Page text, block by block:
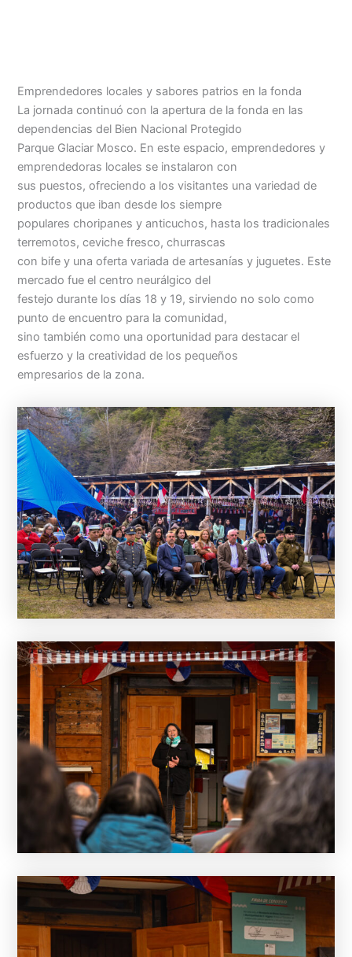
Emprendedores locales y sabores patrios en la fonda
La jornada continuó con la apertura de la fonda en las
dependencias del Bien Nacional Protegido
Parque Glaciar Mosco. En este espacio, emprendedores y
emprendedoras locales se instalaron con
sus puestos, ofreciendo a los visitantes una variedad de
productos que iban desde los siempre
populares choripanes y anticuchos, hasta los tradicionales
terremotos, ceviche fresco, churrascas
con bife y una oferta variada de artesanías y juguetes. Este
mercado fue el centro neurálgico del
festejo durante los días 18 y 19, sirviendo no solo como
punto de encuentro para la comunidad,
sino también como una oportunidad para destacar el
esfuerzo y la creatividad de los pequeños
empresarios de la zona.